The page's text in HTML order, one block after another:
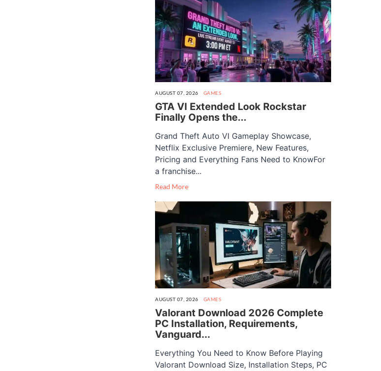
AUGUST 07, 2026 GAMES
GTA VI Extended Look Rockstar
Finally Opens the...
Grand Theft Auto VI Gameplay Showcase,
Netflix Exclusive Premiere, New Features,
Pricing and Everything Fans Need to KnowFor
a franchise...
Read More
AUGUST 07, 2026 GAMES
Valorant Download 2026 Complete
PC Installation, Requirements,
Vanguard...
Everything You Need to Know Before Playing
Valorant Download Size, Installation Steps, PC